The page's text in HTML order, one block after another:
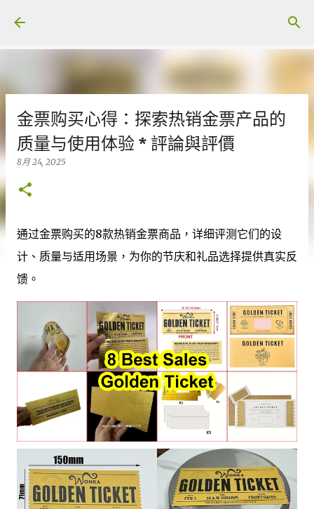
金票购买心得：探索热销金票产品的
质量与使用体验 * 評論與評價
8月 24, 2025
通过金票购买的8款热销金票商品，详细评测它们的设
计、质量与适用场景，为你的节庆和礼品选择提供真实反
馈。